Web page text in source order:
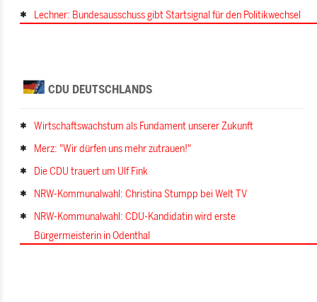
Lechner: Bundesausschuss gibt Startsignal für den Politikwechsel
CDU DEUTSCHLANDS
Wirtschaftswachstum als Fundament unserer Zukunft
Merz: "Wir dürfen uns mehr zutrauen!"
Die CDU trauert um Ulf Fink
NRW-Kommunalwahl: Christina Stumpp bei Welt TV
NRW-Kommunalwahl: CDU-Kandidatin wird erste
Bürgermeisterin in Odenthal